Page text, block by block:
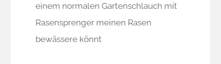
einem normalen Gartenschlauch mit
Rasensprenger meinen Rasen
bewässere könnt